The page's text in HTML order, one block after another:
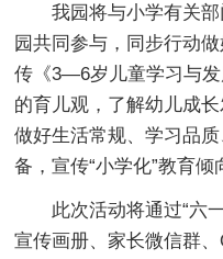
我园将与小学有关部
园共同参与，同步行动
传《3—6岁儿童学习与
的育儿观，了解幼儿成
做好生活常规、学习品
备，宣传“小学化”教育倾
此次活动将通过“六一
宣传画册、家长微信群